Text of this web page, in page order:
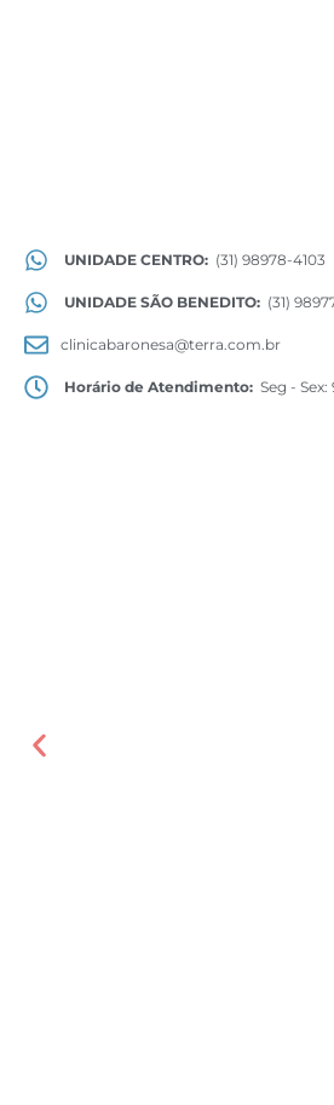
UNIDADE CENTRO: (31) 98978-4103
UNIDADE SÃO BENEDITO: (31)
clinicabaronesa@terra.com.br
Horário de Atendimento: Seg - Sex: